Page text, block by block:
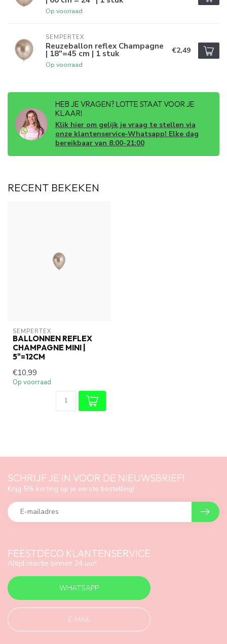
Op voorraad
SEMPERTEX
Reuzeballon reflex Champagne
| 18"=45 cm | 1 stuk
Op voorraad
€2,49
HEB JE VRAGEN? LOTTE STAAT VOOR JE
KLAAR!
Klik hier om gelijk je vraag te stellen via
onze klantenservice-Whatsapp! Elke dag
bereikbaar van 8:00-21:00
RECENT BEKEKEN
SEMPERTEX
BALLONNEN REFLEX
CHAMPAGNE MINI |
5"=12CM
€10,99
Op voorraad
FEESTDECO KLANTENSERVICE
Altijd reactie binnen 24 uur!
WHATSAPP
E-MAIL
SCHRIJF JE IN VOOR DE NIEUWSBRIEF!
Krijg 5% korting op je eerste bestelling!